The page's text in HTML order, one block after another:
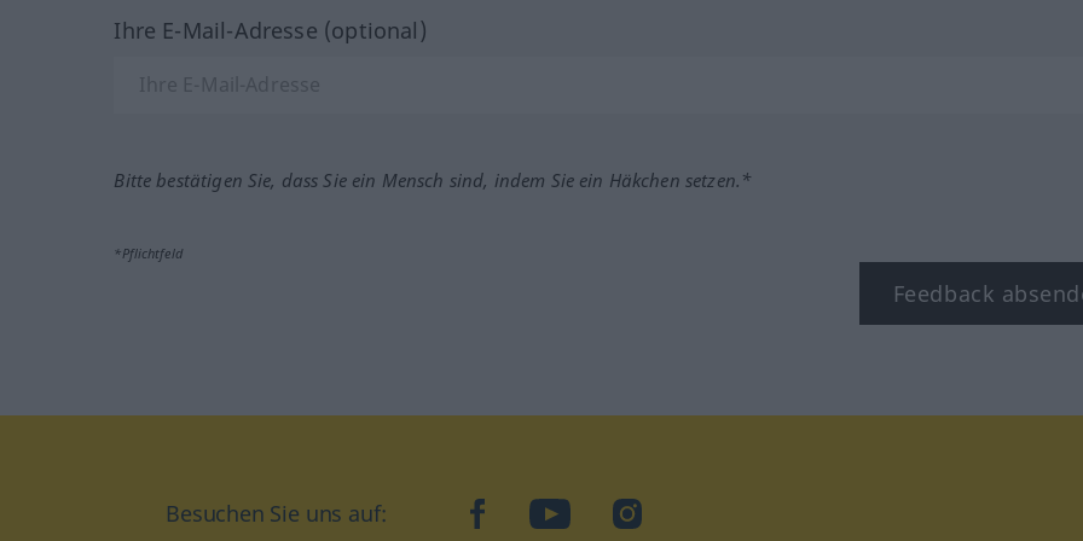
Ihre E-Mail-Adresse (optional)
Bitte bestätigen Sie, dass Sie ein Mensch sind, indem Sie ein Häkchen setzen.*
*Pflichtfeld
Feedback
Besuchen Sie uns auf: facebookYouTubeInstagram